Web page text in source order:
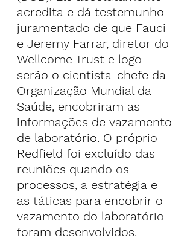
acredita e dá testemunho
juramentado de que Fauci
e Jeremy Farrar, diretor do
Wellcome Trust e logo
serão o cientista-chefe da
Organização Mundial da
Saúde, encobriram as
informações de vazamento
de laboratório. O próprio
Redfield foi excluído das
reuniões quando os
processos, a estratégia e
as táticas para encobrir o
vazamento do laboratório
foram desenvolvidos.